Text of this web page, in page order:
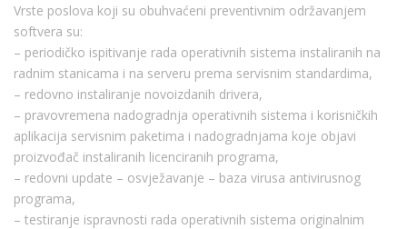
Vrste poslova koji su obuhvaćeni preventivnim održavanjem
softvera su:
– periodičko ispitivanje rada operativnih sistema instaliranih na
radnim stanicama i na serveru prema servisnim standardima,
– redovno instaliranje novoizdanih drivera,
– pravovremena nadogradnja operativnih sistema i korisničkih
aplikacija servisnim paketima i nadogradnjama koje objavi
proizvođač instaliranih licenciranih programa,
– redovni update – osvježavanje – baza virusa antivirusnog
programa,
– testiranje ispravnosti rada operativnih sistema originalnim